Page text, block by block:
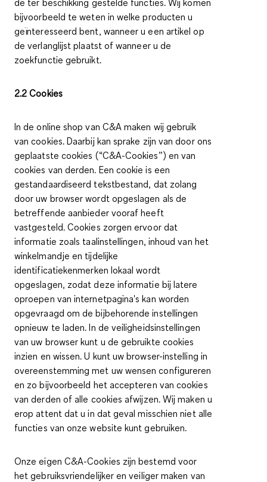
bijvoorbeeld te weten in welke producten u
geïnteresseerd bent, wanneer u een artikel op
de verlanglijst plaatst of wanneer u de
zoekfunctie gebruikt.
2.2 Cookies
In de online shop van C&A maken wij gebruik
van cookies. Daarbij kan sprake zijn van door ons
geplaatste cookies (“C&A-Cookies”) en van
cookies van derden. Een cookie is een
gestandaardiseerd tekstbestand, dat zolang
door uw browser wordt opgeslagen als de
betreffende aanbieder vooraf heeft
vastgesteld. Cookies zorgen ervoor dat
informatie zoals taalinstellingen, inhoud van het
winkelmandje en tijdelijke
identificatiekenmerken lokaal wordt
opgeslagen, zodat deze informatie bij latere
oproepen van internetpagina's kan worden
opgevraagd om de bijbehorende instellingen
opnieuw te laden. In de veiligheidsinstellingen
van uw browser kunt u de gebruikte cookies
inzien en wissen. U kunt uw browser-instelling in
overeenstemming met uw wensen configureren
en zo bijvoorbeeld het accepteren van cookies
van derden of alle cookies afwijzen. Wij maken u
erop attent dat u in dat geval misschien niet alle
functies van onze website kunt gebruiken.
Onze eigen C&A-Cookies zijn bestemd voor
het gebruiksvriendelijker en veiliger maken van